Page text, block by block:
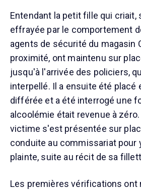
Entendant la petit fille qui criait,
effrayée par le comportement
agents de sécurité du magasin
proximité, ont maintenu sur
jusqu'à l'arrivée des policiers,
interpellé. Il a ensuite été placé
différée et a été interrogé une
alcoolémie était revenue à zéro.
victime s'est présentée sur
conduite au commissariat pour
plainte, suite au récit de sa
Les premières vérifications ont